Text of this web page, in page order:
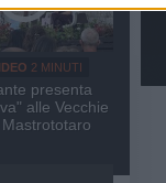
2 MINUTI
presenta
alle Vecchie